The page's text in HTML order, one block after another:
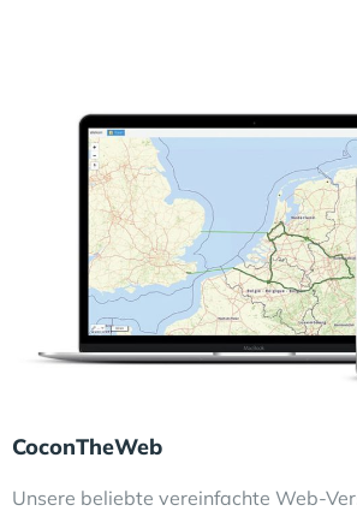
CoconTheWeb
Unsere beliebte vereinfachte Web-